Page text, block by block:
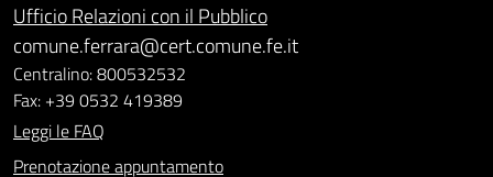
Ufficio Relazioni con il Pubblico
comune.ferrara@cert.comune.fe.it
Centralino: 800532532
Fax: +39 0532 419389
Leggi le FAQ
Prenotazione appuntamento